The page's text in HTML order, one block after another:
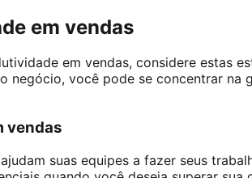
em vendas
em vendas, considere estas
negócio, você pode se concentrar na
vendas
suas equipes a fazer seus